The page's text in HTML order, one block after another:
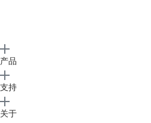
产品
支持
关于